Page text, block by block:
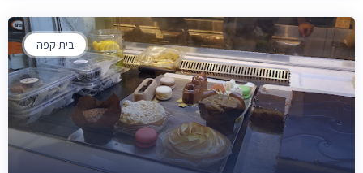
בית קפה